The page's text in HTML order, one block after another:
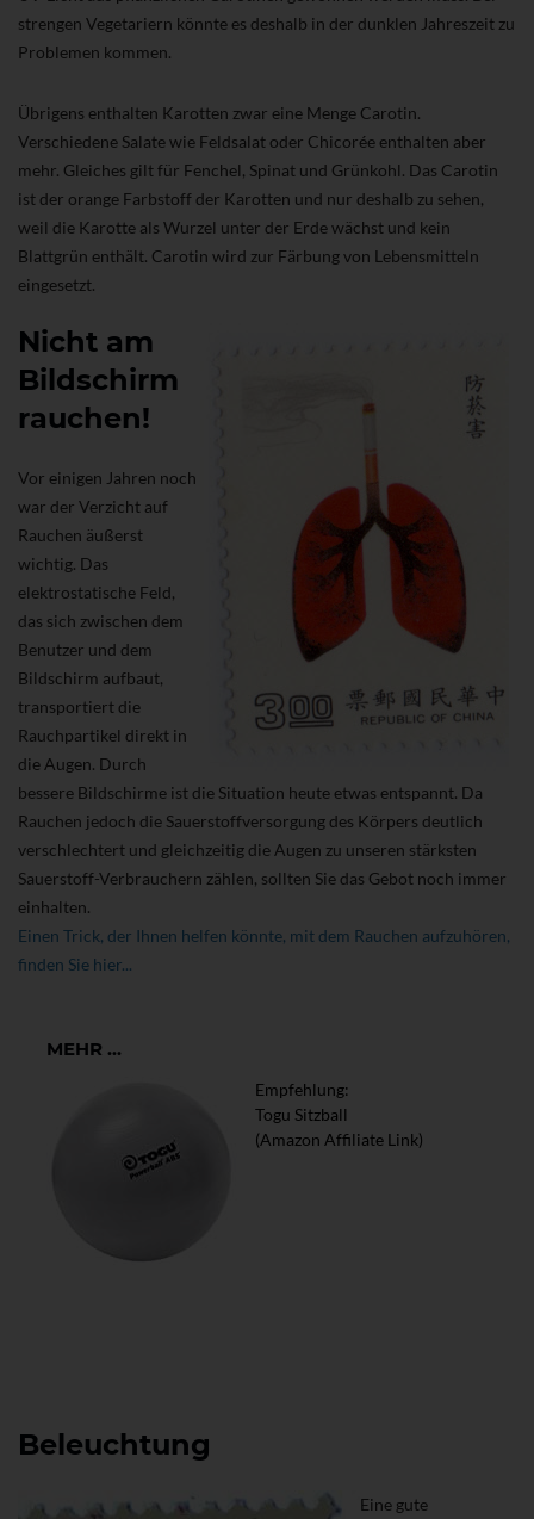
strengen Vegetariern könnte es deshalb in der dunklen Jahreszeit zu
Problemen kommen.
Übrigens enthalten Karotten zwar eine Menge Carotin.
Verschiedene Salate wie Feldsalat oder Chicorée enthalten aber
mehr. Gleiches gilt für Fenchel, Spinat und Grünkohl. Das Carotin
ist der orange Farbstoff der Karotten und nur deshalb zu sehen,
weil die Karotte als Wurzel unter der Erde wächst und kein
Blattgrün enthält. Carotin wird zur Färbung von Lebensmitteln
eingesetzt.
Nicht am
Bildschirm
rauchen!
Vor einigen Jahren noch
war der Verzicht auf
Rauchen äußerst
wichtig. Das
elektrostatische Feld,
das sich zwischen dem
Benutzer und dem
Bildschirm aufbaut,
transportiert die
Rauchpartikel direkt in
die Augen. Durch
bessere Bildschirme ist die Situation heute etwas entspannt. Da
Rauchen jedoch die Sauerstoffversorgung des Körpers deutlich
verschlechtert und gleichzeitig die Augen zu unseren stärksten
Sauerstoff-Verbrauchern zählen, sollten Sie das Gebot noch immer
einhalten.
Einen Trick, der Ihnen helfen könnte, mit dem Rauchen aufzuhören,
finden Sie hier...
MEHR ...
Empfehlung:
Togu Sitzball
(Amazon Affiliate Link)
Beleuchtung
Eine gute